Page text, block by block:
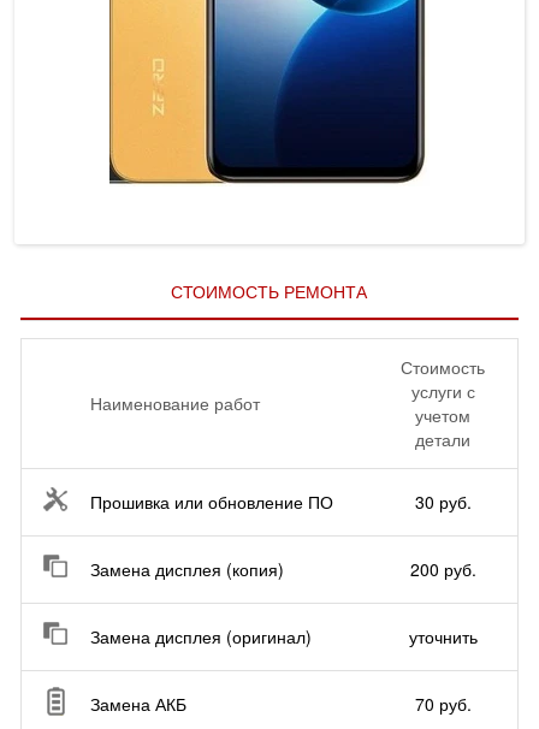
СТОИМОСТЬ РЕМОНТА
Наименование работ
Стоимость
услуги с
учетом
детали
Прошивка или обновление ПО 30 руб.
Замена дисплея (копия) 200 руб.
Замена дисплея (оригинал) уточнить
Замена АКБ 70 руб.